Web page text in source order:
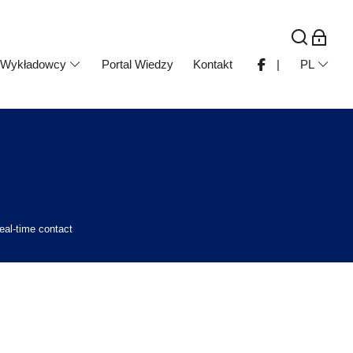
Wykładowcy Portal Wiedzy Kontakt | PL
time contact